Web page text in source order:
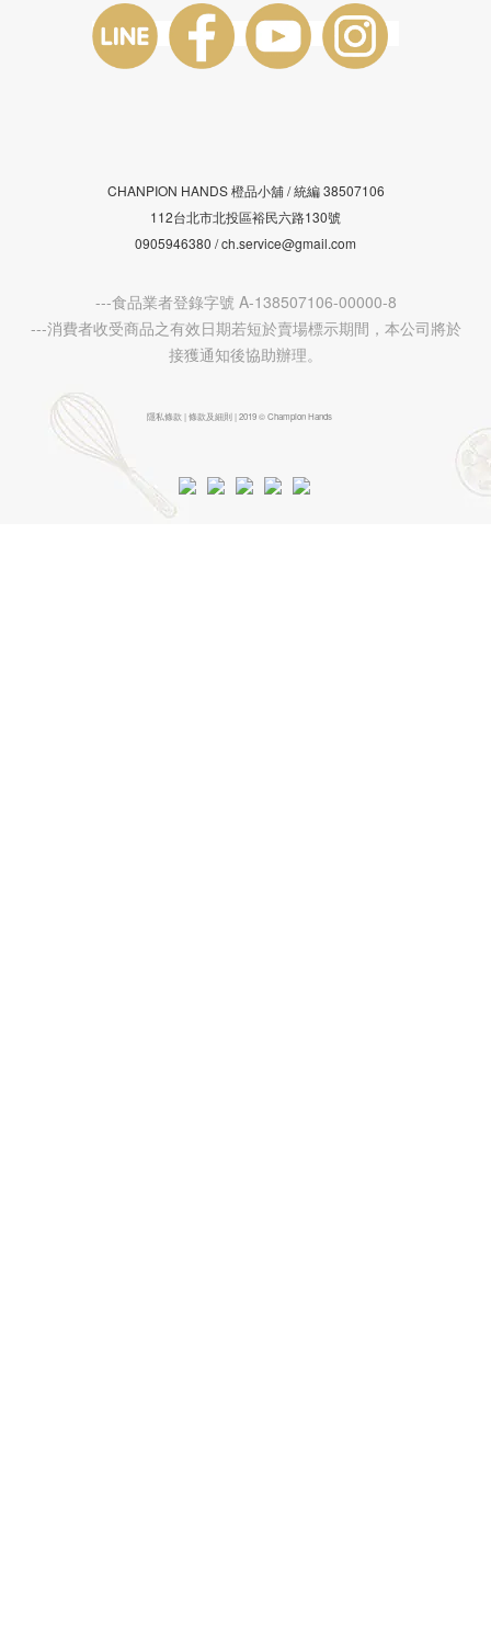
CHANPION HANDS 橙品小舖 /統編38507106
112台北市北投區裕民六路130號
0905946380 / ch.service@gmail.com
---食品業者登錄字號 A-138507106-00000-8
---消費者收受商品之有效日期若短於賣場標示期間，本公司將於
接獲通知後協助辦理。
隱私條款 | 條款及細則 | 2019 © Champion Hands